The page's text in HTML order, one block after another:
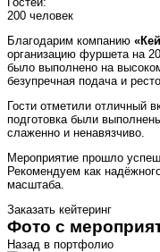
200 человек
Благодарим компанию
организацию фуршета на
было выполнено на
безупречная подача и
Гости отметили отличный
подготовка были
слаженно и ненавязчиво.
Мероприятие прошло
Рекомендуем как
масштаба.
Заказать кейтеринг
Фото с
Назад в портфолио